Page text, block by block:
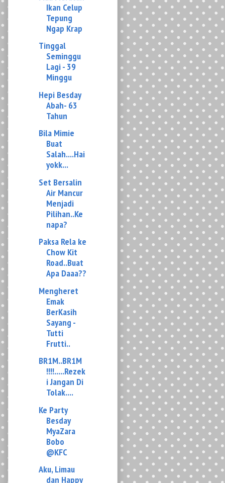
Tinggal
Seminggu
Lagi - 39
Hepi Besday
Abah- 63
Tahun
Bila Mimie
Buat
Salah....Hai
Set Bersalin
Air Mancur
Menjadi
napa?
Paksa Rela ke
Chow Kit
Road..Buat
Mengheret
Emak
BerKasih
Tutti
Frutti..
BR1M..BR1M
!!!!.....Rezek
i Jangan Di
Ke Party
Besday
MyaZara
@KFC
Aku, Limau
dan Happy
Chinese
2012